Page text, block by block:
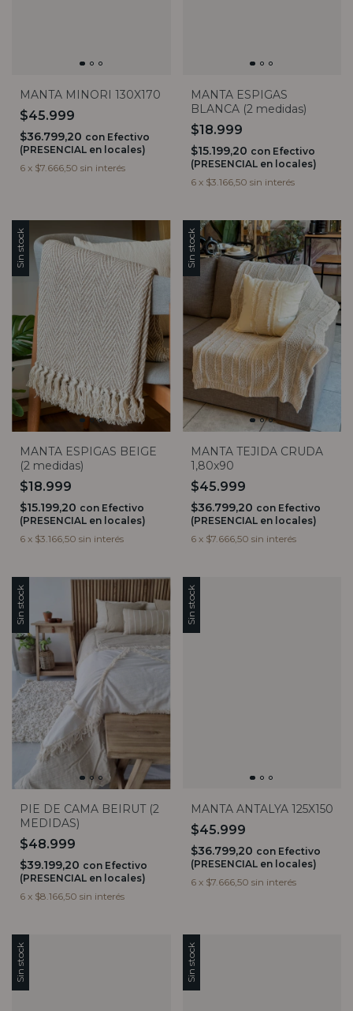
MANTA MINORI 130X170
$45.999
$36.799,20 con Efectivo
(PRESENCIAL en locales)
6 x $7.666,50 sin interés
MANTA ESPIGAS
BLANCA (2 medidas)
$18.999
$15.199,20 con Efectivo
(PRESENCIAL en locales)
6 x $3.166,50 sin interés
Sin stock
MANTA ESPIGAS BEIGE
(2 medidas)
$18.999
$15.199,20 con Efectivo
(PRESENCIAL en locales)
6 x $3.166,50 sin interés
Sin stock
MANTA TEJIDA CRUDA
1,80x90
$45.999
$36.799,20 con Efectivo
(PRESENCIAL en locales)
6 x $7.666,50 sin interés
Sin stock
PIE DE CAMA BEIRUT (2
MEDIDAS)
$48.999
$39.199,20 con Efectivo
(PRESENCIAL en locales)
6 x $8.166,50 sin interés
Sin stock
MANTA ANTALYA 125X150
$45.999
$36.799,20 con Efectivo
(PRESENCIAL en locales)
6 x $7.666,50 sin interés
Sin stock Sin stock